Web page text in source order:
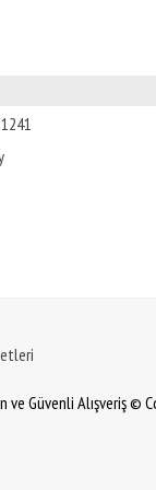
Güvenli Alışveriş ©